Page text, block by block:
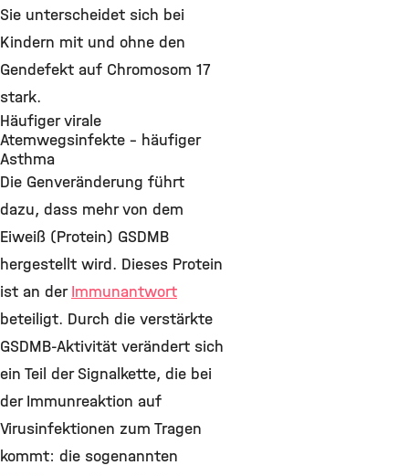
Sie unterscheidet sich bei
Kindern mit und ohne den
Gendefekt auf Chromosom 17
stark.
Häufiger virale
Atemwegsinfekte – häufiger
Asthma
Die Genveränderung führt
dazu, dass mehr von dem
Eiweiß (Protein) GSDMB
hergestellt wird. Dieses Protein
ist an derImmunantwort
beteiligt. Durch die verstärkte
GSDMB-Aktivität verändert sich
ein Teil der Signalkette, die bei
der Immunreaktion auf
Virusinfektionen zum Tragen
kommt: die sogenannten